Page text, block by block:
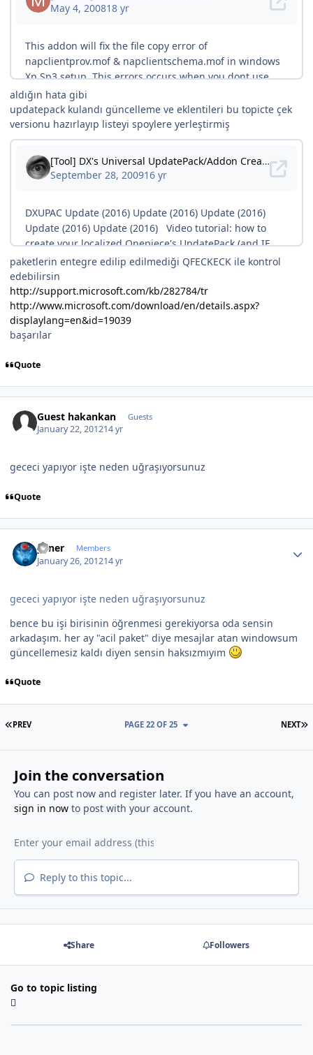
aldığın hata gibi
updatepack kulandı güncelleme ve eklentileri bu topicte çek
versionu hazırlayıp listeyi spoylere yerleştirmiş
paketlerin entegre edilip edilmediği QFECKECK ile kontrol
edebilirsin
http://support.microsoft.com/kb/282784/tr
http://www.microsoft.com/download/en/details.aspx?
displaylang=en&id=19039
başarılar
Quote
Guest hakankan Guests
January 22, 201214 yr
gececi yapıyor işte neden uğraşıyorsunuz
Quote
yener Members
January 26, 201214 yr
gececi yapıyor işte neden uğraşıyorsunuz
bence bu işi birisinin öğrenmesi gerekiyorsa oda sensin
arkadaşım. her ay "acil paket" diye mesajlar atan windowsum
güncellemesiz kaldı diyen sensin haksızmıyım
Quote
FIRST PAGE
PREV NEXT
PAGE 22 OF 25
Join the conversation
You can post now and register later. If you have an account,
sign in nowto post with your account.
Reply to this topic...
Share Followers
Go to topic listing